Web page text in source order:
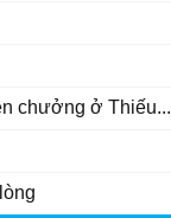
chưởng ở Thiếu...